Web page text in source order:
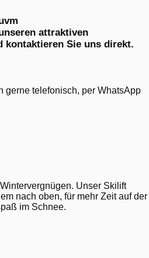
attraktiven
kontaktieren Sie uns direkt.
gerne telefonisch, per WhatsApp
Unser Skilift
nach oben, für mehr Zeit auf der
im Schnee.